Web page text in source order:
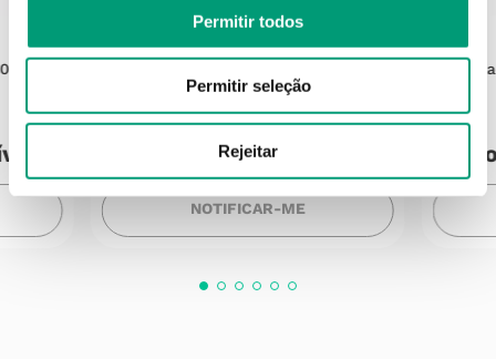
Permitir todos
Permitir seleção
Rejeitar
FOAMIE
Danificado Youre Adorabowl 80g
Produto Indisponível
NOTIFICAR-ME